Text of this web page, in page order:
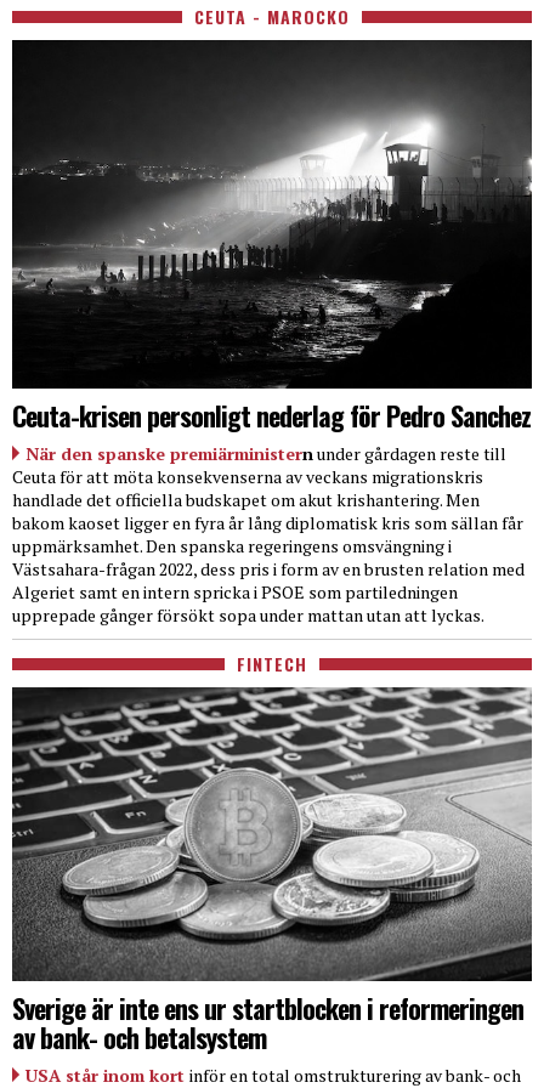
CEUTA - MAROCKO
Ceuta-krisen personligt nederlag för Pedro Sanchez
När den spanske premiärministernunder gårdagen reste till
Ceuta för att möta konsekvenserna av veckans migrationskris
handlade det officiella budskapet om akut krishantering. Men
bakom kaoset ligger en fyra år lång diplomatisk kris som sällan får
uppmärksamhet. Den spanska regeringens omsvängning i
Västsahara-frågan 2022, dess pris i form av en brusten relation med
Algeriet samt en intern spricka i PSOE som partiledningen
upprepade gånger försökt sopa under mattan utan att lyckas.
FINTECH
Sverige är inte ens ur startblocken i reformeringen
av bank- och betalsystem
USA står inom kort inför en total omstrukturering av bank- och